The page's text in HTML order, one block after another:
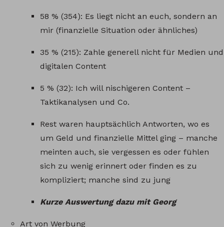
58 % (354): Es liegt nicht an euch, sondern an
mir (finanzielle Situation oder ähnliches)
35 % (215): Zahle generell nicht für Medien und
digitalen Content
5 % (32): Ich will nischigeren Content –
Taktikanalysen und Co.
Rest waren hauptsächlich Antworten, wo es
um Geld und finanzielle Mittel ging – manche
meinten auch, sie vergessen es oder fühlen
sich zu wenig erinnert oder finden es zu
kompliziert; manche sind zu jung
Kurze Auswertung dazu mit Georg
Art von Werbung